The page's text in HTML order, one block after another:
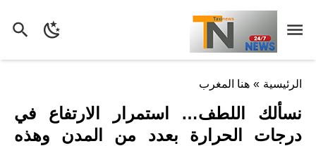
الرئيسية » هنا المغرب
نسألك اللطف… استمرار الارتفاع في
درجات الحرارة بعدد من المدن وهذه